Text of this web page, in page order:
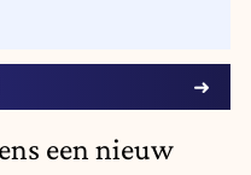
een nieuw